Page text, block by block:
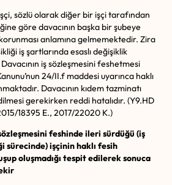
sözlü olarak diğer bir işçi tarafından
göre davacının başka bir şubeye
anlamına gelmemektedir. Zira
iş şartlarında esaslı değişiklik
iş sözleşmesini feshetmesi
24/II.f maddesi uyarınca haklı
Davacının kıdem tazminatı
gerekirken reddi hatalıdır. (Y9.HD
18395 E., 2017/22020 K.)
feshinde ileri sürdüğü (iş
sürecinde) işçinin haklı fesih
oluşmadığı tespit edilerek sonuca